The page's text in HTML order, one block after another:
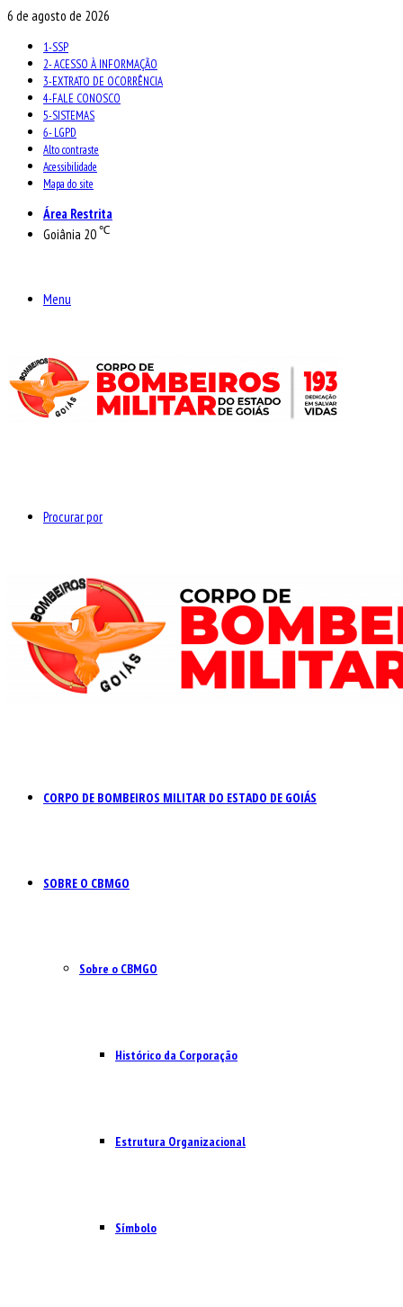
6 de agosto de 2026
1-SSP
2- ACESSO À INFORMAÇÃO
3-EXTRATO DE OCORRÊNCIA
4-FALE CONOSCO
5-SISTEMAS
6- LGPD
Alto contraste
Acessibilidade
Mapa do site
Área Restrita
Goiânia 20℃
Menu
Procurar por
CORPO DE BOMBEIROS MILITAR DO ESTADO DE GOIÁS
SOBRE O CBMGO
Sobre o CBMGO
Histórico da Corporação
Estrutura Organizacional
Símbolo